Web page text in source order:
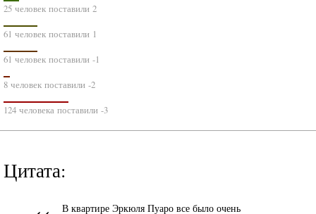
25 человек поставили 2
61 человек поставили 1
61 человек поставили -1
8 человек поставили -2
124 человека поставили -3
Цитата:
В квартире Эркюля Пуаро все было очень